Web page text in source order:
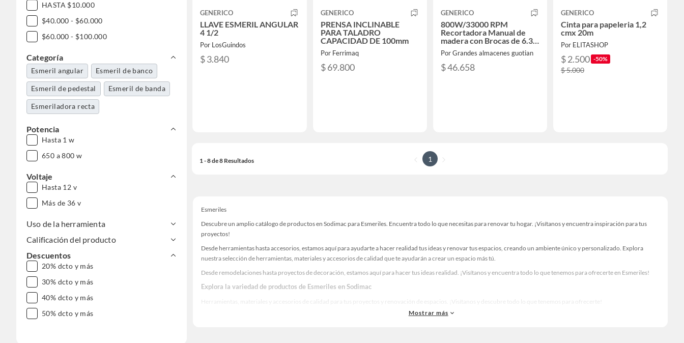
HASTA $10.000
$40.000 - $60.000
$60.000 - $100.000
Categoría
Esmeril angular Esmeril de banco
Esmeril de pedestal Esmeril de banda
Esmeriladora recta
Potencia
Hasta 1 w
650 a 800 w
Voltaje
Hasta 12 v
Más de 36 v
Uso de la herramienta
Calificación del producto
Descuentos
20% dcto y más
30% dcto y más
40% dcto y más
50% dcto y más
GENERICO
LLAVE ESMERIL ANGULAR
4 1/2
Por LosGuindos
$ 3.840
GENERICO
PRENSA INCLINABLE
PARA TALADRO
CAPACIDAD DE 100mm
Por Ferrimaq
$ 69.800
GENERICO
800W/33000 RPM
Recortadora Manual de
madera con Brocas de 6.35
mm
Por Grandes almacenes guotian
$ 46.658
GENERICO
Cinta para papeleria 1,2
cmx 20m
Por ELITASHOP
$ 2.500 -50%
$ 5.000
1 - 8 de 8 Resultados 1
Esmeriles
Descubre un amplio catálogo de productos en Sodimac para Esmeriles. Encuentra todo lo que necesitas para renovar tu hogar. ¡Visítanos y encuentra inspiración para tus
proyectos!
Desde herramientas hasta accesorios, estamos aquí para ayudarte a hacer realidad tus ideas y renovar tus espacios, creando un ambiente único y personalizado. Explora
nuestra selección de herramientas, materiales y accesorios de calidad que te ayudarán a crear un espacio más tú.
Desde remodelaciones hasta proyectos de decoración, estamos aquí para hacer tus ideas realidad. ¡Visítanos y encuentra todo lo que tenemos para ofrecerte en Esmeriles!
Explora la variedad de productos de Esmeriles en Sodimac
Herramientas, materiales y accesorios de calidad para tus proyectos y renovación de espacios. ¡Visítanos y descubre todo lo que tenemos para ofrecerte!
Encuentra una amplia variedad de productos de Esmeriles en Sodimac. Encuentra todo lo necesario para tus proyectos de renovación y decoración. ¡Visítanos y haz tus ideas
Mostrar más